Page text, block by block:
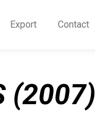
Export Contact
(2007)
Blog